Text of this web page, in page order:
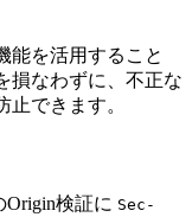
能を活用すること
損なわずに、不正な
できます。
Origin検証に Sec-